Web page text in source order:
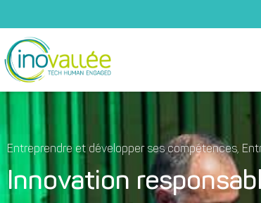
Entreprendre et développer ses compétences,
Innovation